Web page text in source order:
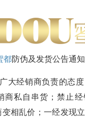
都防伪及发货公告通知
大经销商负责的态
商私自串货；禁止
相乱价；一经发现